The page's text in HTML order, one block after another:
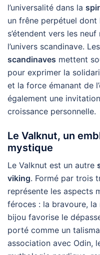
l’universalité dans la
un frêne perpétuel dont
s’étendent vers les
l’univers scandinave.
scandinaves mettent
pour exprimer la
et la force émanant de
également une
croissance personnelle.
Le Valknut, un
mystique
Le Valknut est un autre
viking. Formé par trois
représente les aspects
féroces : la bravoure, la
bijou favorise le
porté comme un
association avec Odin,